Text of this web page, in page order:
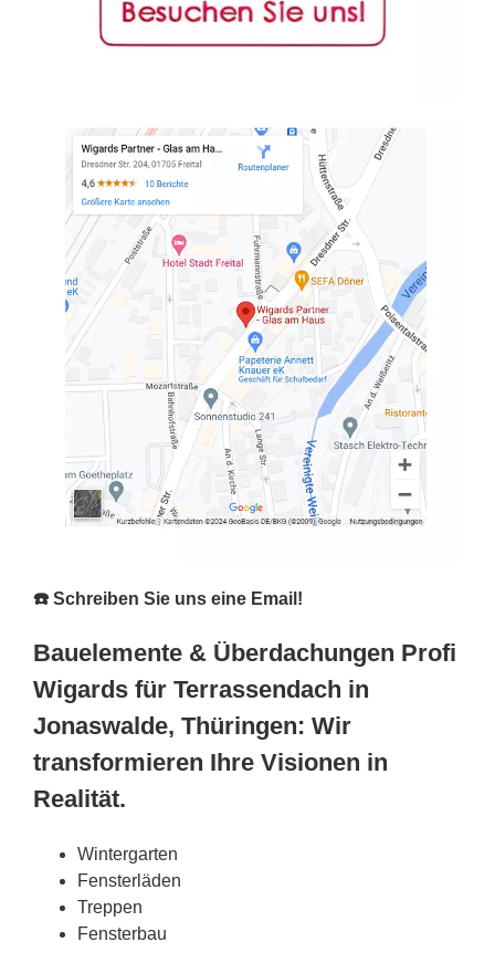
☎️ Schreiben Sie uns eine Email!
Bauelemente & Überdachungen Profi
Wigards für Terrassendach in
Jonaswalde, Thüringen: Wir
transformieren Ihre Visionen in
Realität.
Wintergarten
Fensterläden
Treppen
Fensterbau